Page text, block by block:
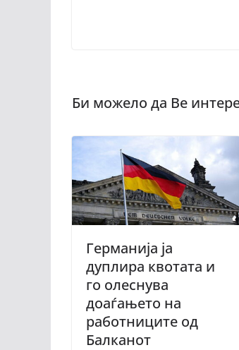
Германија ја
дуплира квотата и
го олеснува
доаѓањето на
работниците од
Балканот